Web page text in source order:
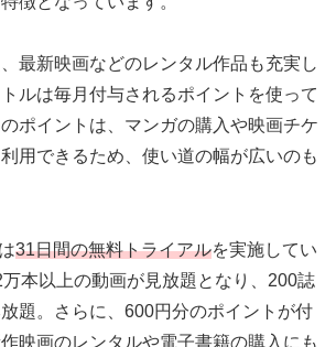
最新映画などのレンタル作品も充実し
ルは毎月付与されるポイントを使って
ポイントは、マンガの購入や映画チケ
用できるため、使い道の幅が広いのも
31日間の無料トライアルを実施してい
本以上の動画が見放題となり、200誌
題。さらに、600円分のポイントが付
映画のレンタルや電子書籍の購入にも